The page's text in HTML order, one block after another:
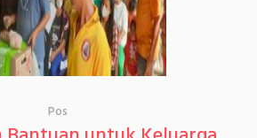
Pos